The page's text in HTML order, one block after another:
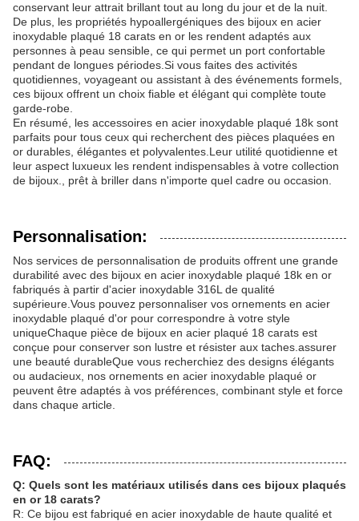
conservant leur attrait brillant tout au long du jour et de la nuit.
De plus, les propriétés hypoallergéniques des bijoux en acier
inoxydable plaqué 18 carats en or les rendent adaptés aux
personnes à peau sensible, ce qui permet un port confortable
pendant de longues périodes.Si vous faites des activités
quotidiennes, voyageant ou assistant à des événements formels,
ces bijoux offrent un choix fiable et élégant qui complète toute
garde-robe.
En résumé, les accessoires en acier inoxydable plaqué 18k sont
parfaits pour tous ceux qui recherchent des pièces plaquées en
or durables, élégantes et polyvalentes.Leur utilité quotidienne et
leur aspect luxueux les rendent indispensables à votre collection
de bijoux., prêt à briller dans n'importe quel cadre ou occasion.
Personnalisation:
Nos services de personnalisation de produits offrent une grande
durabilité avec des bijoux en acier inoxydable plaqué 18k en or
fabriqués à partir d'acier inoxydable 316L de qualité
supérieure.Vous pouvez personnaliser vos ornements en acier
inoxydable plaqué d'or pour correspondre à votre style
uniqueChaque pièce de bijoux en acier plaqué 18 carats est
conçue pour conserver son lustre et résister aux taches.assurer
une beauté durableQue vous recherchiez des designs élégants
ou audacieux, nos ornements en acier inoxydable plaqué or
peuvent être adaptés à vos préférences, combinant style et force
dans chaque article.
FAQ:
Q: Quels sont les matériaux utilisés dans ces bijoux plaqués
en or 18 carats?
R: Ce bijou est fabriqué en acier inoxydable de haute qualité et